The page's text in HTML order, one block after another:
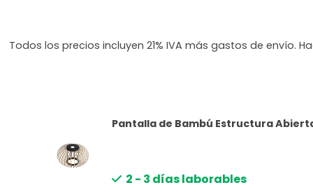
Todos los precios incluyen 21% IVA más gastos de envío.
Pantalla de Bambú Estructura
2 - 3 días laborables